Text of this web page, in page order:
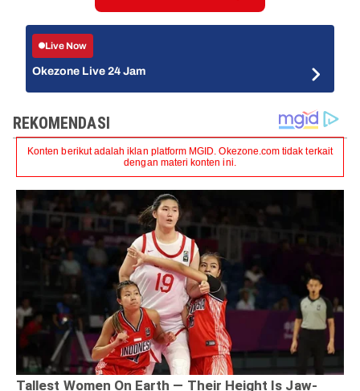
Live Now
Okezone Live 24 Jam